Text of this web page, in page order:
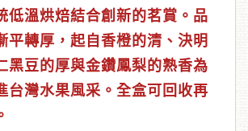
低溫烘焙結合創新的茗賞。品
平轉厚，起自香橙的清、決明
黑豆的厚與金鑽鳳梨的熟香為
台灣水果風采。全盒可回收再